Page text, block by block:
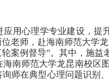
应用心理学专业建设，提
老师，赴海南师范大学
案例督导”。其中，施益
海南师范大学龙昆南校区
师在典型心理问题识别